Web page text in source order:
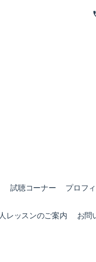
試聴コーナー プロフ
レッスンのご案内 お問